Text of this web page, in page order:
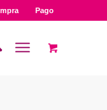
Pago